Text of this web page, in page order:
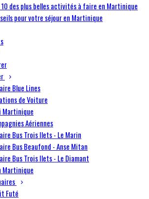
10 des plus belles activités à faire en Martinique
pour votre séjour en Martinique
Blue Lines
de Voiture
Martinique
Aériennes
Bus Trois Ilets - Le Marin
Bus Beaufond - Anse Mitan
Bus Trois Ilets - Le Diamant
Martinique
Futé